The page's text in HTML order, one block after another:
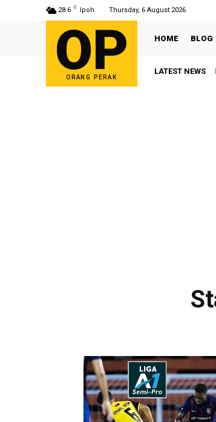
28.6 C Ipoh Thursday, 6 August 2026
OP
ORANG PERAK
HOME BLOG
LATEST NEWS